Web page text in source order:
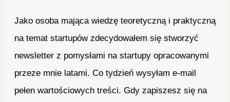
Jako osoba mająca wiedzę teoretyczną i praktyczną
na temat startupów zdecydowałem się stworzyć
newsletter z pomysłami na startupy opracowanymi
przeze mnie latami. Co tydzień wysyłam e-mail
pełen wartościowych treści. Gdy zapiszesz się na